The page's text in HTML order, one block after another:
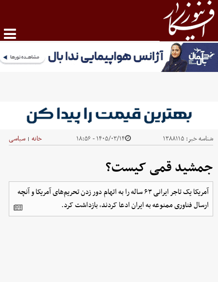
شناسه خبر: ۱۳۸۸۱۱۵ ۱۴۰۵/۰۳/۱۴ - ۱۸:۵۶ خانه | سیاسی
جمشید قمی کیست؟
آمریکا یک تاجر ایرانی ۶۳ ساله را به اتهام دور زدن تحریم‌های آمریکا و آنچه
ارسال فناوری ممنوعه به ایران ادعا کردند، بازداشت کرد.